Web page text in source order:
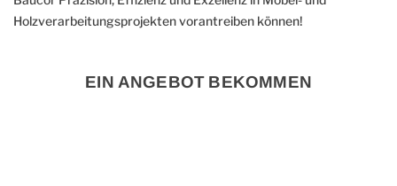
Holzverarbeitungsprojekten vorantreiben können!
EIN ANGEBOT BEKOMMEN